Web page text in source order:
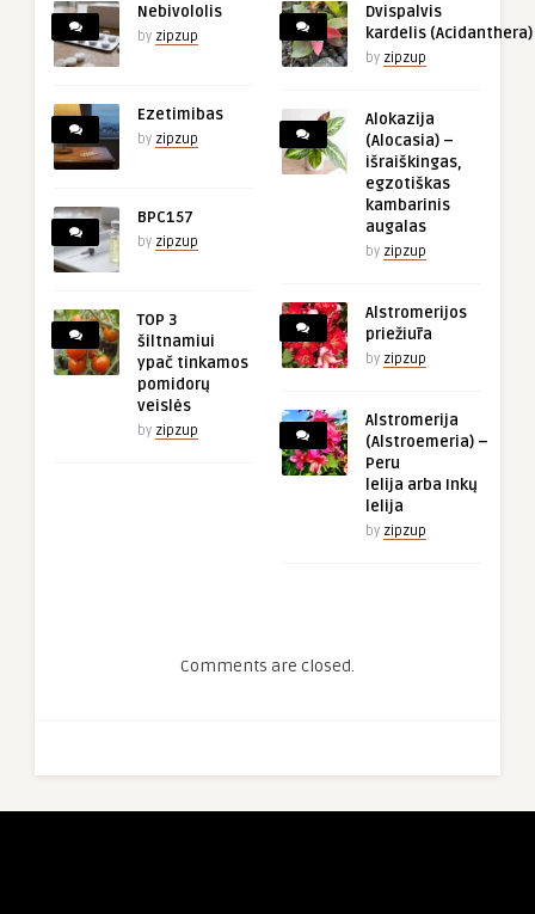
Nebivololis
by zipzup
Ezetimibas
by zipzup
BPC157
by zipzup
TOP 3
šiltnamiui
ypač tinkamos
pomidorų
veislės
by zipzup
Dvispalvis
kardelis (Acidanthera)
by zipzup
Alokazija
(Alocasia) –
išraiškingas,
egzotiškas
kambarinis
augalas
by zipzup
Alstromerijos
priežiūra
by zipzup
Alstromerija
(Alstroemeria) –
Peru
lelija arba Inkų
lelija
by zipzup
Comments are closed.